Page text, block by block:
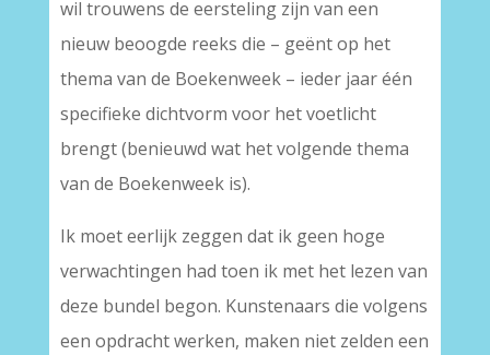
wil trouwens de eersteling zijn van een
nieuw beoogde reeks die – geënt op het
thema van de Boekenweek – ieder jaar één
specifieke dichtvorm voor het voetlicht
brengt (benieuwd wat het volgende thema
van de Boekenweek is).
Ik moet eerlijk zeggen dat ik geen hoge
verwachtingen had toen ik met het lezen van
deze bundel begon. Kunstenaars die volgens
een opdracht werken, maken niet zelden een